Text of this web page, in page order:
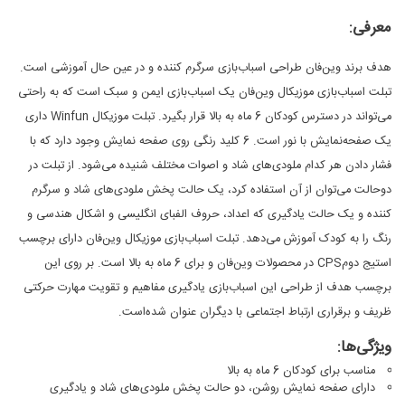
معرفی:
هدف برند وین‌فان طراحی اسباب‌بازی سرگرم کننده و در عین حال آموزشی است.
تبلت اسباب‌بازی موزیکال وین‌فان یک اسباب‌بازی ایمن و سبک است که به راحتی
می‌تواند در دسترس کودکان 6 ماه به بالا قرار بگیرد. تبلت موزیکال Winfun داری
یک صفحه‌نمایش با نور است. 6 کلید رنگی روی صفحه نمایش وجود دارد که با
فشار دادن هر کدام ملودی‌های شاد و اصوات مختلف شنیده می‌شود. از تبلت در
دوحالت می‌توان از آن استفاده کرد، یک حالت پخش ملودی‌های شاد و سرگر‌م
کننده و یک حالت یادگیری که اعداد، حروف الفبای انگلیسی و اشکال هندسی و
رنگ را به کودک آموزش می‌دهد. تبلت اسباب‌بازی موزیکال وین‌فان دارای برچسب
استیج دومCPS در محصولات وین‌فان و برای 6 ماه به بالا است. بر روی این
برچسب هدف از طراحی این اسباب‌بازی یادگیری مفاهیم و تقویت مهارت حرکتی
ظریف و برقراری ارتباط اجتماعی با دیگران عنوان شده‌است.
ویژگی‌ها:
مناسب برای کودکان 6 ماه به بالا
دارای صفحه نمایش روشن، دو حالت پخش ملودی‌های شاد و یادگیری